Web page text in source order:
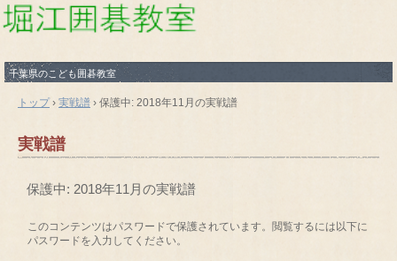
千葉県のこども囲碁教室
トップ› 実戦譜 › 保護中: 2018年11月の実戦譜
実戦譜
保護中: 2018年11月の実戦譜
このコンテンツはパスワードで保護されています。閲覧するには以下に
パスワードを入力してください。